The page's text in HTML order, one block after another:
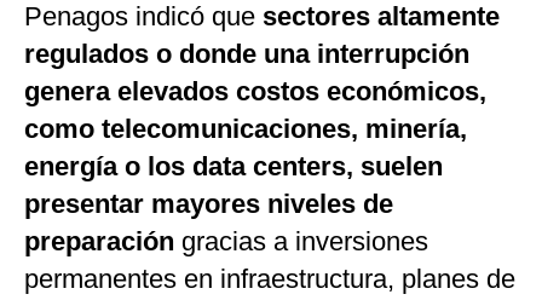
Penagos indicó que sectores altamente
regulados o donde una interrupción
genera elevados costos económicos,
como telecomunicaciones, minería,
energía o los data centers, suelen
presentar mayores niveles de
preparación gracias a inversiones
permanentes en infraestructura, planes de